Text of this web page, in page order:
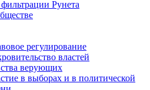
Рунета
регулирование
властей
верующих
в выборах и в политической